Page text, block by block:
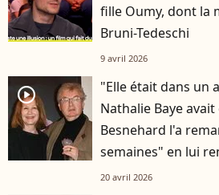
fille Oumy, dont la
Bruni-Tedeschi
9 avril 2026
player2
"Elle était dans un
Nathalie Baye
Besnehard l'a
semaines" en lui
20 avril 2026